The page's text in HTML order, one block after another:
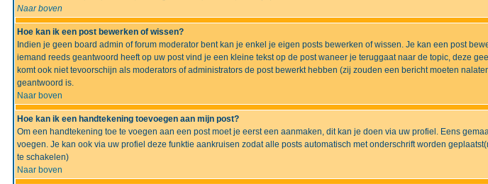
Naar boven
Hoe kan ik een post bewerken of wissen?
Indien je geen board admin of forum moderator bent kan je enkel je eigen posts bewerken of wissen. Je kan een post
iemand reeds geantwoord heeft op uw post vind je een kleine tekst op de post waneer je teruggaat naar de topic, deze
komt ook niet tevoorschijn als moderators of administrators de post bewerkt hebben (zij zouden een bericht moeten
geantwoord is.
Naar boven
Hoe kan ik een handtekening toevoegen aan mijn post?
Om een handtekening toe te voegen aan een post moet je eerst een aanmaken, dit kan je doen via uw profiel. Eens
voegen. Je kan ook via uw profiel deze funktie aankruisen zodat alle posts automatisch met onderschrift worden
te schakelen)
Naar boven